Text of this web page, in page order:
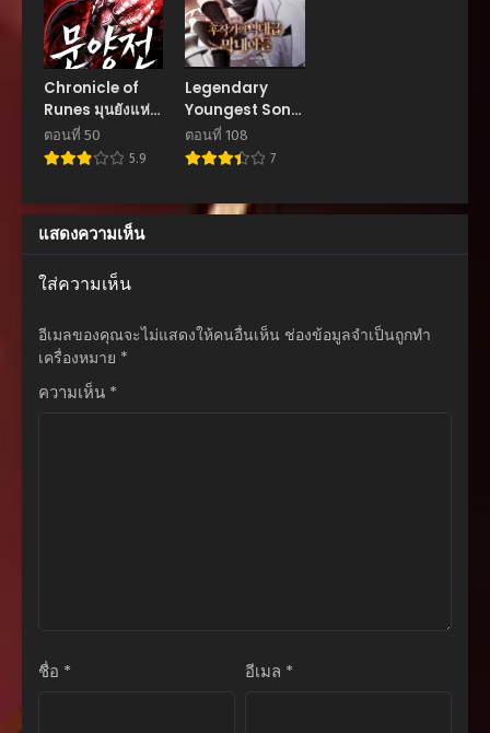
ตอนที่ 149
กรกฎาคม 22, 2025
ตอนที่ 148
กรกฎาคม 22, 2025
ตอนที่ 147
กรกฎาคม 22, 2025
ตอนที่ 146
กรกฎาคม 22, 2025
ตอนที่ 145
ตอนที่ 144
กรกฎาคม 22, 2025
ตอนที่ 139
Chronicle of
Runes มุนยังแห่ง
หายนะ
ตอนที่ 50
5.9
Legendary
Youngest Son
of the Marquis
House
ตอนที่ 108
7
แสดงความเห็น
ใส่ความเห็น
อีเมลของคุณจะไม่แสดงให้คนอื่นเห็น ช่องข้อมูลจำเป็นถูกทำ
เครื่องหมาย *
ความเห็น *
ชื่อ * อีเมล *